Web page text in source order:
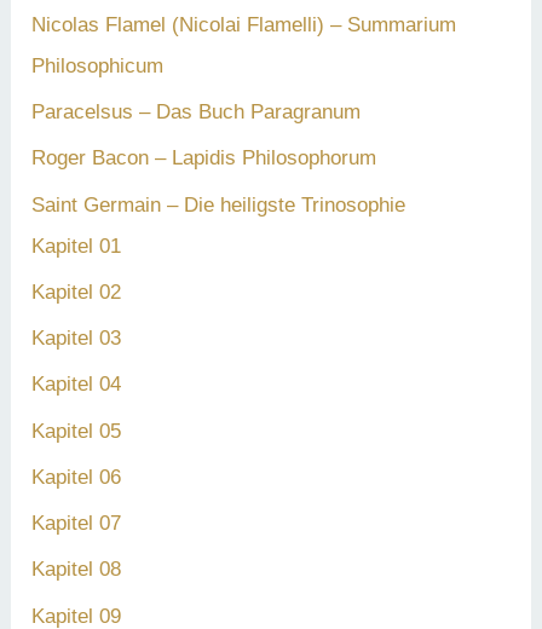
Nicolas Flamel (Nicolai Flamelli) – Summarium
Philosophicum
Paracelsus – Das Buch Paragranum
Roger Bacon – Lapidis Philosophorum
Saint Germain – Die heiligste Trinosophie
Kapitel 01
Kapitel 02
Kapitel 03
Kapitel 04
Kapitel 05
Kapitel 06
Kapitel 07
Kapitel 08
Kapitel 09